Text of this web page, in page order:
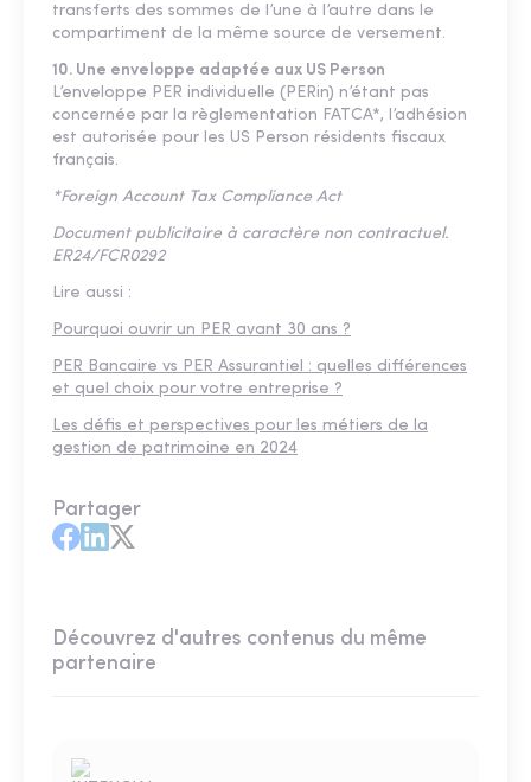
transferts des sommes de l’une à l’autre dans le
compartiment de la même source de versement.
10. Une enveloppe adaptée aux US Person
L’enveloppe PER individuelle (PERin) n’étant pas
concernée par la règlementation FATCA*, l’adhésion
est autorisée pour les US Person résidents fiscaux
français.
*Foreign Account Tax Compliance Act
Document publicitaire à caractère non contractuel.
ER24/FCR0292
Lire aussi :
Pourquoi ouvrir un PER avant 30 ans ?
PER Bancaire vs PER Assurantiel : quelles différences
et quel choix pour votre entreprise ?
Les défis et perspectives pour les métiers de la
gestion de patrimoine en 2024
Partager
Découvrez d'autres contenus du même
partenaire